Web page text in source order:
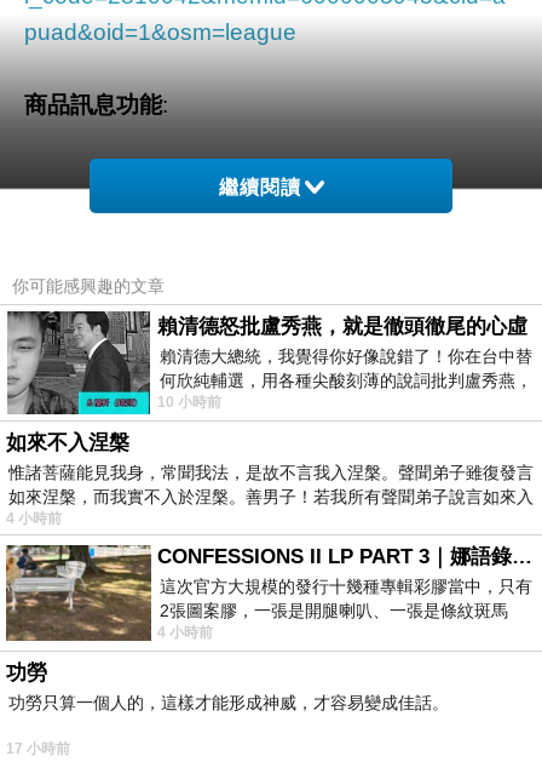
puad&oid=1&osm=league
商品訊息功能:
品號：2810042
☆反折袖小開襟輕薄棉麻襯衫
☆率氣開襟造型多變反折袖
☆輕薄微透涼爽舒適材質
☆韓國版型較小請對照尺寸表選購
＊預購7~14天出貨
商品訊息描述:
繼續閱讀
你可能感興趣的文章
賴清德怒批盧秀燕，就是徹頭徹尾的心虛
賴清德大總統，我覺得你好像說錯了！你在台中替
何欣純輔選，用各種尖酸刻薄的說詞批判盧秀燕，
罵她施政滿意度輸給陳其邁，甚至還說盧
10 小時前
如來不入涅槃
惟諸菩薩能見我身，常聞我法，是故不言我入涅槃。聲聞弟子雖復發言
如來涅槃，而我實不入於涅槃。善男子！若我所有聲聞弟子說言如來入
4 小時前
CONFESSIONS II LP PART 3｜娜語錄II LP PART 3
這次官方大規模的發行十幾種專輯彩膠當中，只有
2張圖案膠，一張是開腿喇叭、一張是條紋斑馬
版；目前官網上只剩澳洲商店AU STORE
4 小時前
功勞
功勞只算一個人的，這樣才能形成神威，才容易變成佳話。
17 小時前